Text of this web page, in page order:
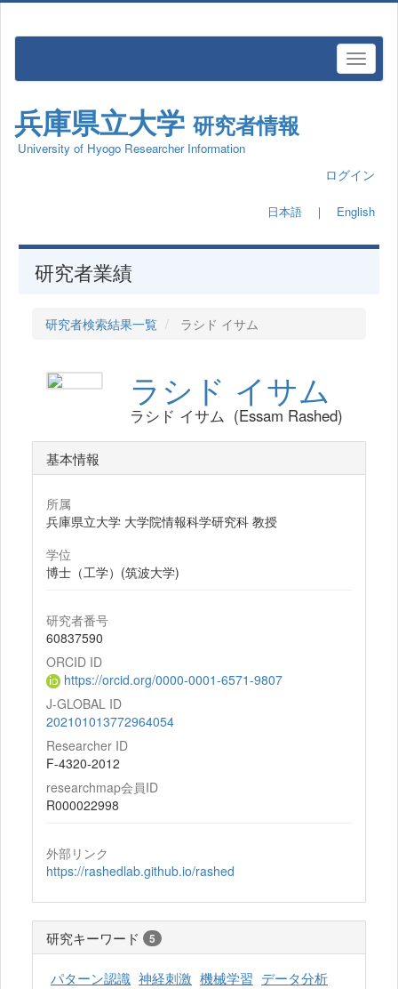
兵庫県立大学 研究者情報
University of Hyogo Researcher Information
ログイン
日本語 ｜ English
研究者業績
研究者検索結果一覧 ラシド イサム
ラシド イサム
ラシド イサム (Essam Rashed)
基本情報
所属
兵庫県立大学 大学院情報科学研究科 教授
学位
博士（工学）(筑波大学)
研究者番号
60837590
ORCID ID
https://orcid.org/0000-0001-6571-9807
J-GLOBAL ID
202101013772964054
Researcher ID
F-4320-2012
researchmap会員ID
R000022998
外部リンク
https://rashedlab.github.io/rashed
研究キーワード 5
パターン認識 神経刺激 機械学習 データ分析